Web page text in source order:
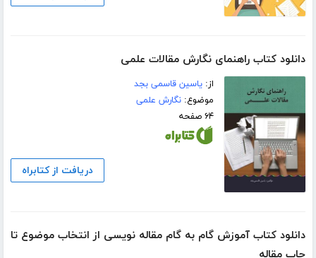
دانلود کتاب راهنمای نگارش مقالات علمی
از:یاسین قاسمی بجد
موضوع:نگارش علمی
۶۴ صفحه
دریافت از کتابراه
دانلود کتاب آموزش گام به گام مقاله نویسی از انتخاب موضوع تا
چاپ مقاله